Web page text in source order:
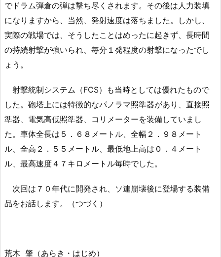
でドラム弾倉の弾は撃ち尽くされます。その後は人力装填
になりますから、当然、発射速度は落ちました。しかし、
実際の戦場では、そうしたことはめったに起きず、長時間
の持続射撃が強いられ、毎分１発程度の射撃になったでし
ょう。
射撃統制システム（FCS）も当時としては優れたもので
した。砲塔上には特徴的なパノラマ照準器があり、直接照
準器、電気高低照準器、コリメーターを装備していまし
た。車体全長は５．６８メートル、全幅２．９８メート
ル、全高２．５５メートル、最低地上高は０．４メート
ル、最高速度４７キロメートル毎時でした。
次回は７０年代に開発され、ソ連崩壊後に登場する装備
品をお話します。（つづく）
荒木 肇（あらき・はじめ）